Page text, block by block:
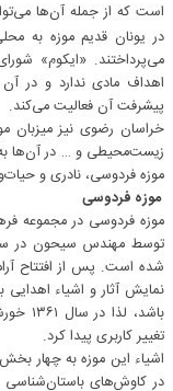
است که از جمله آن‌ها
در یونان قدیم موزه به
می‌پرداختند. «ایکوم»
اهداف مادی ندارد و در
پیشرفت آن فعالیت می‌کند.
خراسان رضوی نیز میزبان
زیست‌محیطی و … در آن‌ها
موزه فردوسی، نادری و
موزه فردوسی
موزه فردوسی در مجموعه‌
شده ‌است. پس از افتتاح
نمایش آثار و اشیاء
تغییر کاربری پیدا کرد.
اشیاء این موزه به چهار
در کاوش‌های